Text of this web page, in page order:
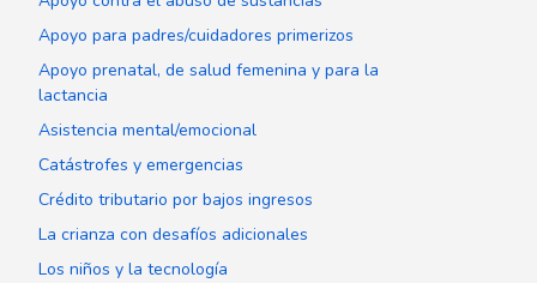
Apoyo para padres/cuidadores primerizos
Apoyo prenatal, de salud femenina y para la
lactancia
Asistencia mental/emocional
Catástrofes y emergencias
Crédito tributario por bajos ingresos
La crianza con desafíos adicionales
Los niños y la tecnología